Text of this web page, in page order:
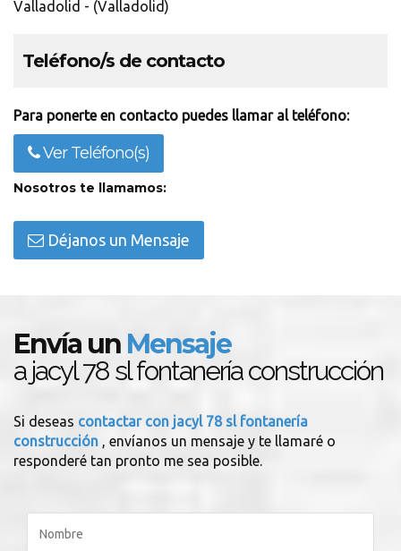
Valladolid - (Valladolid)
Teléfono/s de contacto
Para ponerte en contacto puedes llamar al teléfono:
Ver Teléfono(s)
Nosotros te llamamos:
Déjanos un Mensaje
Envía un Mensaje
a jacyl 78 sl fontanería construcción
Si deseas contactar con jacyl 78 sl fontanería
construcción , envíanos un mensaje y te llamaré o
responderé tan pronto me sea posible.